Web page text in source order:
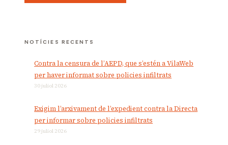
NOTÍCIES RECENTS
Contra la censura de l’AEPD, que s’estén a VilaWeb
per haver informat sobre policies infiltrats
30 juliol 2026
Exigim l’arxivament de l’expedient contra la Directa
per informar sobre policies infiltrats
29 juliol 2026